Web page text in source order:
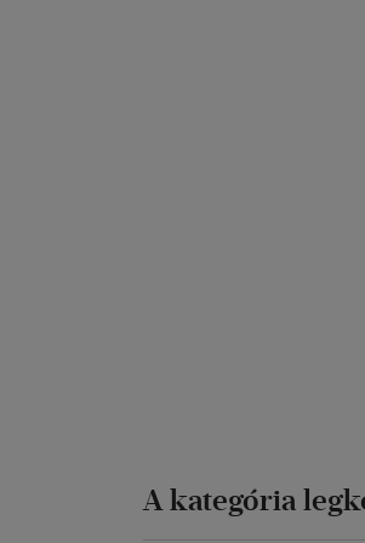
A kategória